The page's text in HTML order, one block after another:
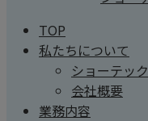
TOP
私たちについて
ショーテッ
会社概要
業務内容